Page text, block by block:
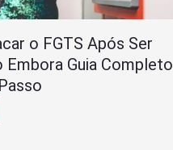
o FGTS Após Ser
Embora Guia Completo